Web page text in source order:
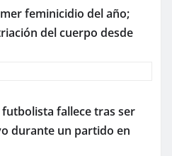
feminicidio del año;
del cuerpo desde
fallece tras ser
durante un partido en